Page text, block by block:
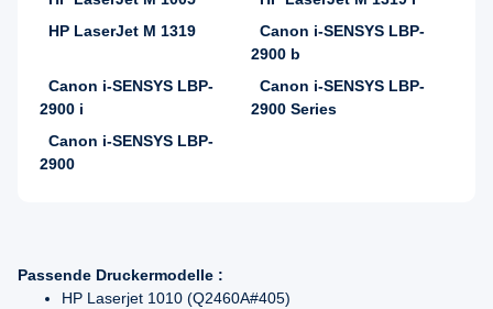
HP LaserJet M 1319
Canon i-SENSYS LBP-
2900 b
Canon i-SENSYS LBP-
2900 i
Canon i-SENSYS LBP-
2900 Series
Canon i-SENSYS LBP-
2900
Passende Druckermodelle :
HP Laserjet 1010 (Q2460A#405)